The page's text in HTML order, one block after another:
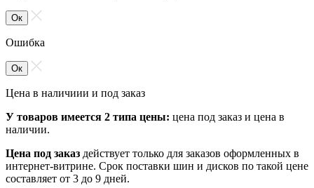
Ок
Ошибка
Ок
Цена в наличиии и под заказ
У товаров имеется 2 типа цены: цена под заказ и цена в
наличии.
Цена под заказ действует только для заказов оформленных в
интернет-витрине. Срок поставки шин и дисков по такой цене
составляет от 3 до 9 дней.